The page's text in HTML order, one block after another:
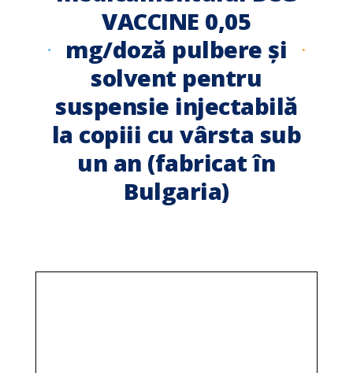
VACCINE 0,05
mg/doză pulbere și
solvent pentru
suspensie injectabilă
la copiii cu vârsta sub
un an (fabricat în
Bulgaria)